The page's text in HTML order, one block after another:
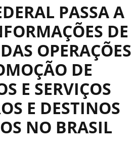
PASSA A
DE
OPERAÇÕES
DE
E SERVIÇOS
E DESTINOS
NO BRASIL